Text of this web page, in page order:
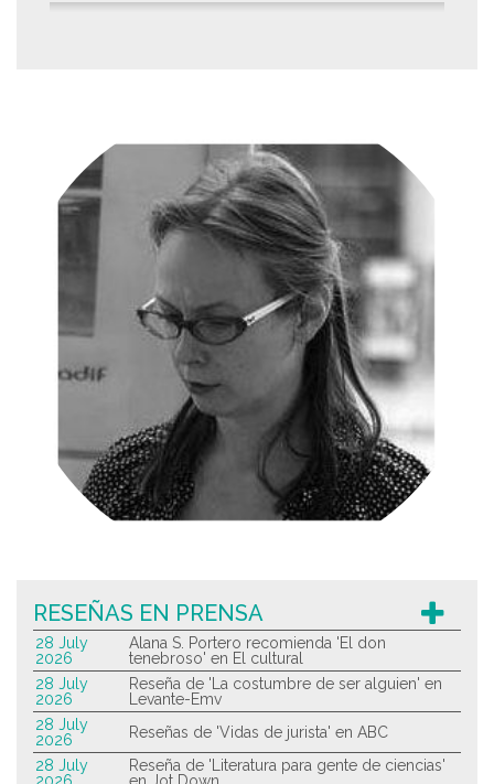
RESEÑAS EN PRENSA
28 July
2026
Alana S. Portero recomienda 'El don
tenebroso' en El cultural
28 July
2026
Reseña de 'La costumbre de ser alguien' en
Levante-Emv
28 July
2026
Reseñas de 'Vidas de jurista' en ABC
28 July
Reseña de 'Literatura para gente de ciencias'